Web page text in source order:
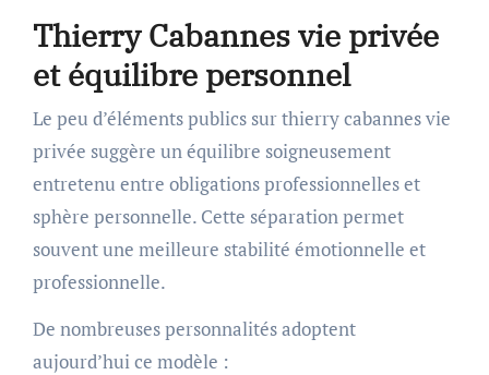
Thierry Cabannes vie privée
et équilibre personnel
Le peu d’éléments publics sur thierry cabannes vie
privée suggère un équilibre soigneusement
entretenu entre obligations professionnelles et
sphère personnelle. Cette séparation permet
souvent une meilleure stabilité émotionnelle et
professionnelle.
De nombreuses personnalités adoptent
aujourd’hui ce modèle :